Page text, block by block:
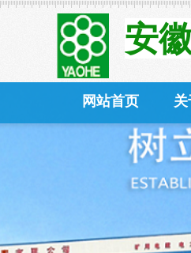
安
安
网站首页 关